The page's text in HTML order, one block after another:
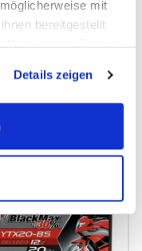
mit
bereitgestellt
Details zeigen
Schnellansicht
MÖGLICH